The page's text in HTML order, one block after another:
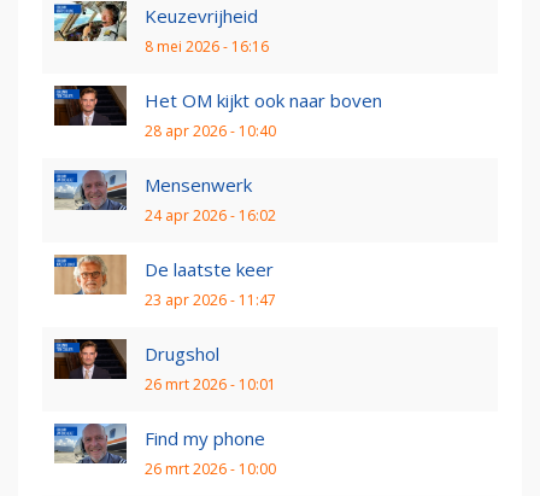
Keuzevrijheid
8 mei 2026 - 16:16
Het OM kijkt ook naar boven
28 apr 2026 - 10:40
Mensenwerk
24 apr 2026 - 16:02
De laatste keer
23 apr 2026 - 11:47
Drugshol
26 mrt 2026 - 10:01
Find my phone
26 mrt 2026 - 10:00